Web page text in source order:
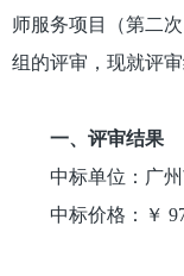
师服务项目（第二
组的评审，现就评
一、评审结果
中标单位：广
中标价格：￥